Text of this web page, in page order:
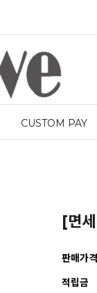
CUSTOM PAY
[면
판매가격
적립금